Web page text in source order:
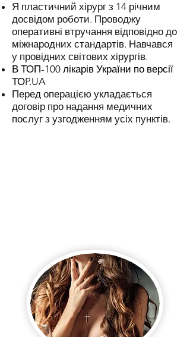
Я пластичний хірург з 14 річним
досвідом роботи. Проводжу
оперативні втручання відповідно до
міжнародних стандартів. Навчався
у провідних світових хірургів.
В ТОП-100 лікарів України по версії
ТОP.UA
Перед операцією укладається
договір про надання медичних
послуг з узгодженням усіх пунктів.